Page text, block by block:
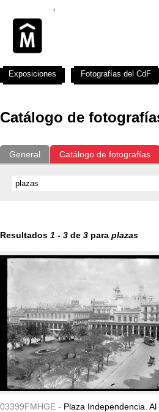
Catálogo de
General Catálogo de fotografías
Resultados 1 - 3 de 3 para plazas
03399FMHGE - Plaza Independencia. Al
Exposiciones Fotografías del CdF